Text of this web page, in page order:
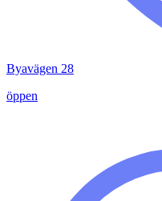
Byavägen 28
öppen